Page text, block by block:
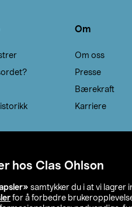
hos Clas Ohlson
samtykker du i at vi lagrer
for å forbedre
Om
Om oss
Presse
Bærekraft
Karriere